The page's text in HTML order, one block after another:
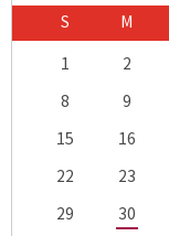
S M
1 2
8 9
15 16
22 23
29 30